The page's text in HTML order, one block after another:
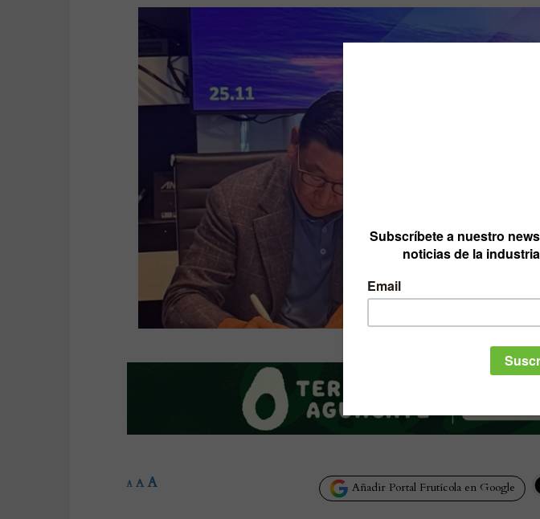
Añadir Portal Frutícola en Google
A A A